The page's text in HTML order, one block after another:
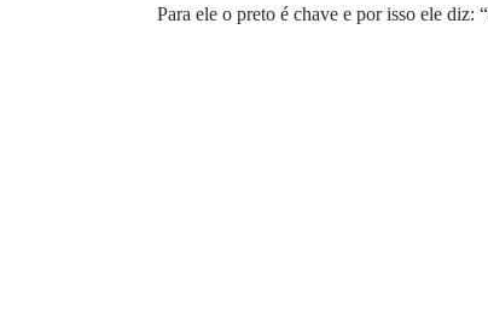
Para ele o preto é chave e por isso ele diz: